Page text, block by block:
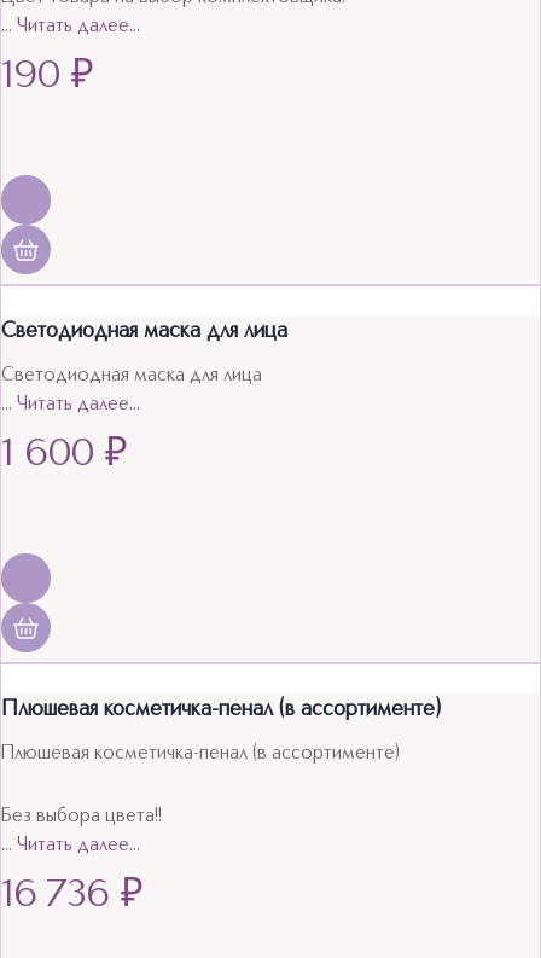
… Читать далее…
190 ₽
Светодиодная маска для лица
Светодиодная маска для лица
… Читать далее…
1 600 ₽
Плюшевая косметичка-пенал (в ассортименте)
Плюшевая косметичка-пенал (в ассортименте)
Без выбора цвета!!
… Читать далее…
16 736 ₽